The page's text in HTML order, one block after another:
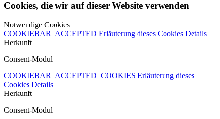
Cookies, die wir auf dieser Website verwenden
Notwendige Cookies
COOKIEBAR_ACCEPTED Erläuterung dieses Cookies Details
Herkunft
Consent-Modul
COOKIEBAR_ACCEPTED_COOKIES Erläuterung dieses
Cookies Details
Herkunft
Consent-Modul